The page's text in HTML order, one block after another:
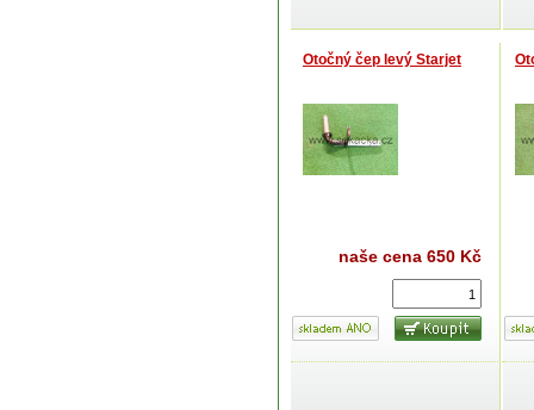
Otočný čep levý Starjet
naše cena 650 Kč